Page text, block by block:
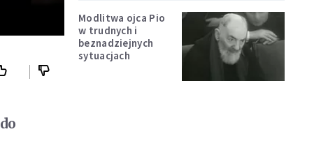
Modlitwa ojca Pio
w trudnych i
beznadziejnych
sytuacjach